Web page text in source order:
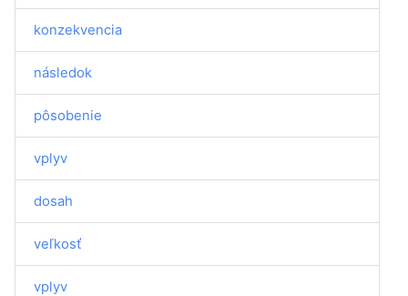
konzekvencia
následok
pôsobenie
vplyv
dosah
veľkosť
vplyv